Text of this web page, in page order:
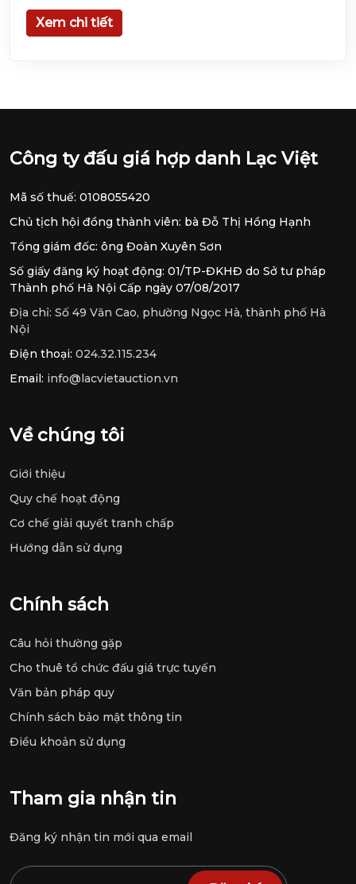
Xem chi tiết
Công ty đấu giá hợp danh Lạc Việt
Mã số thuế: 0108055420
Chủ tịch hội đồng thành viên: bà Đỗ Thị Hồng Hạnh
Tổng giám đốc: ông Đoàn Xuyên Sơn
Số giấy đăng ký hoạt động: 01/TP-ĐKHĐ do Sở tư pháp
Thành phố Hà Nội Cấp ngày 07/08/2017
Địa chỉ: Số 49 Văn Cao, phường Ngọc Hà, thành phố Hà
Nội
Điện thoại: 024.32.115.234
Email: info@lacvietauction.vn
Về chúng tôi
Giới thiệu
Quy chế hoạt động
Cơ chế giải quyết tranh chấp
Hướng dẫn sử dụng
Chính sách
Câu hỏi thường gặp
Cho thuê tổ chức đấu giá trực tuyến
Văn bản pháp quy
Chính sách bảo mật thông tin
Điều khoản sử dụng
Tham gia nhận tin
Đăng ký nhận tin mới qua email